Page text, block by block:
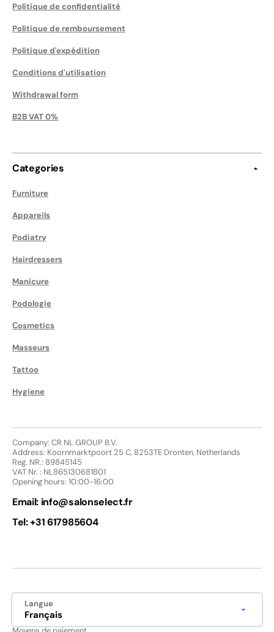
Politique de confidentialité
Politique de remboursement
Politique d'expédition
Conditions d'utilisation
Withdrawal form
B2B VAT 0%
Categories
Furniture
Appareils
Podiatry
Hairdressers
Manicure
Podologie
Сosmetics
Masseurs
Tattoo
Hygiene
Company: CR NL GROUP B.V.
Address: Koornmarktpoort 25 C, 8253TE Dronten, Netherlands
Reg. NR.: 89845145
VAT Nr. : NL865130681B01
Opening hours: 10:00-16:00
Email: info@salonselect.fr
Tel: +31 617985604
Langue
Français